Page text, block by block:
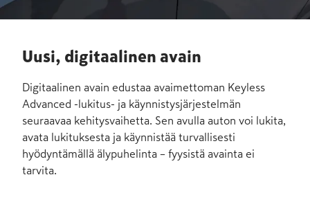
Uusi, digitaalinen avain
Digitaalinen avain edustaa avaimettoman Keyless
Advanced -lukitus- ja käynnistysjärjestelmän
seuraavaa kehitysvaihetta. Sen avulla auton voi lukita,
avata lukituksesta ja käynnistää turvallisesti
hyödyntämällä älypuhelinta – fyysistä avainta ei
tarvita.